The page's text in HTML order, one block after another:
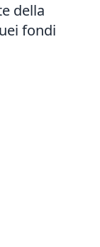
della
fondi